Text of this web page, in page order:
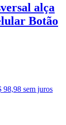
alça
Botão
98,98 sem juros